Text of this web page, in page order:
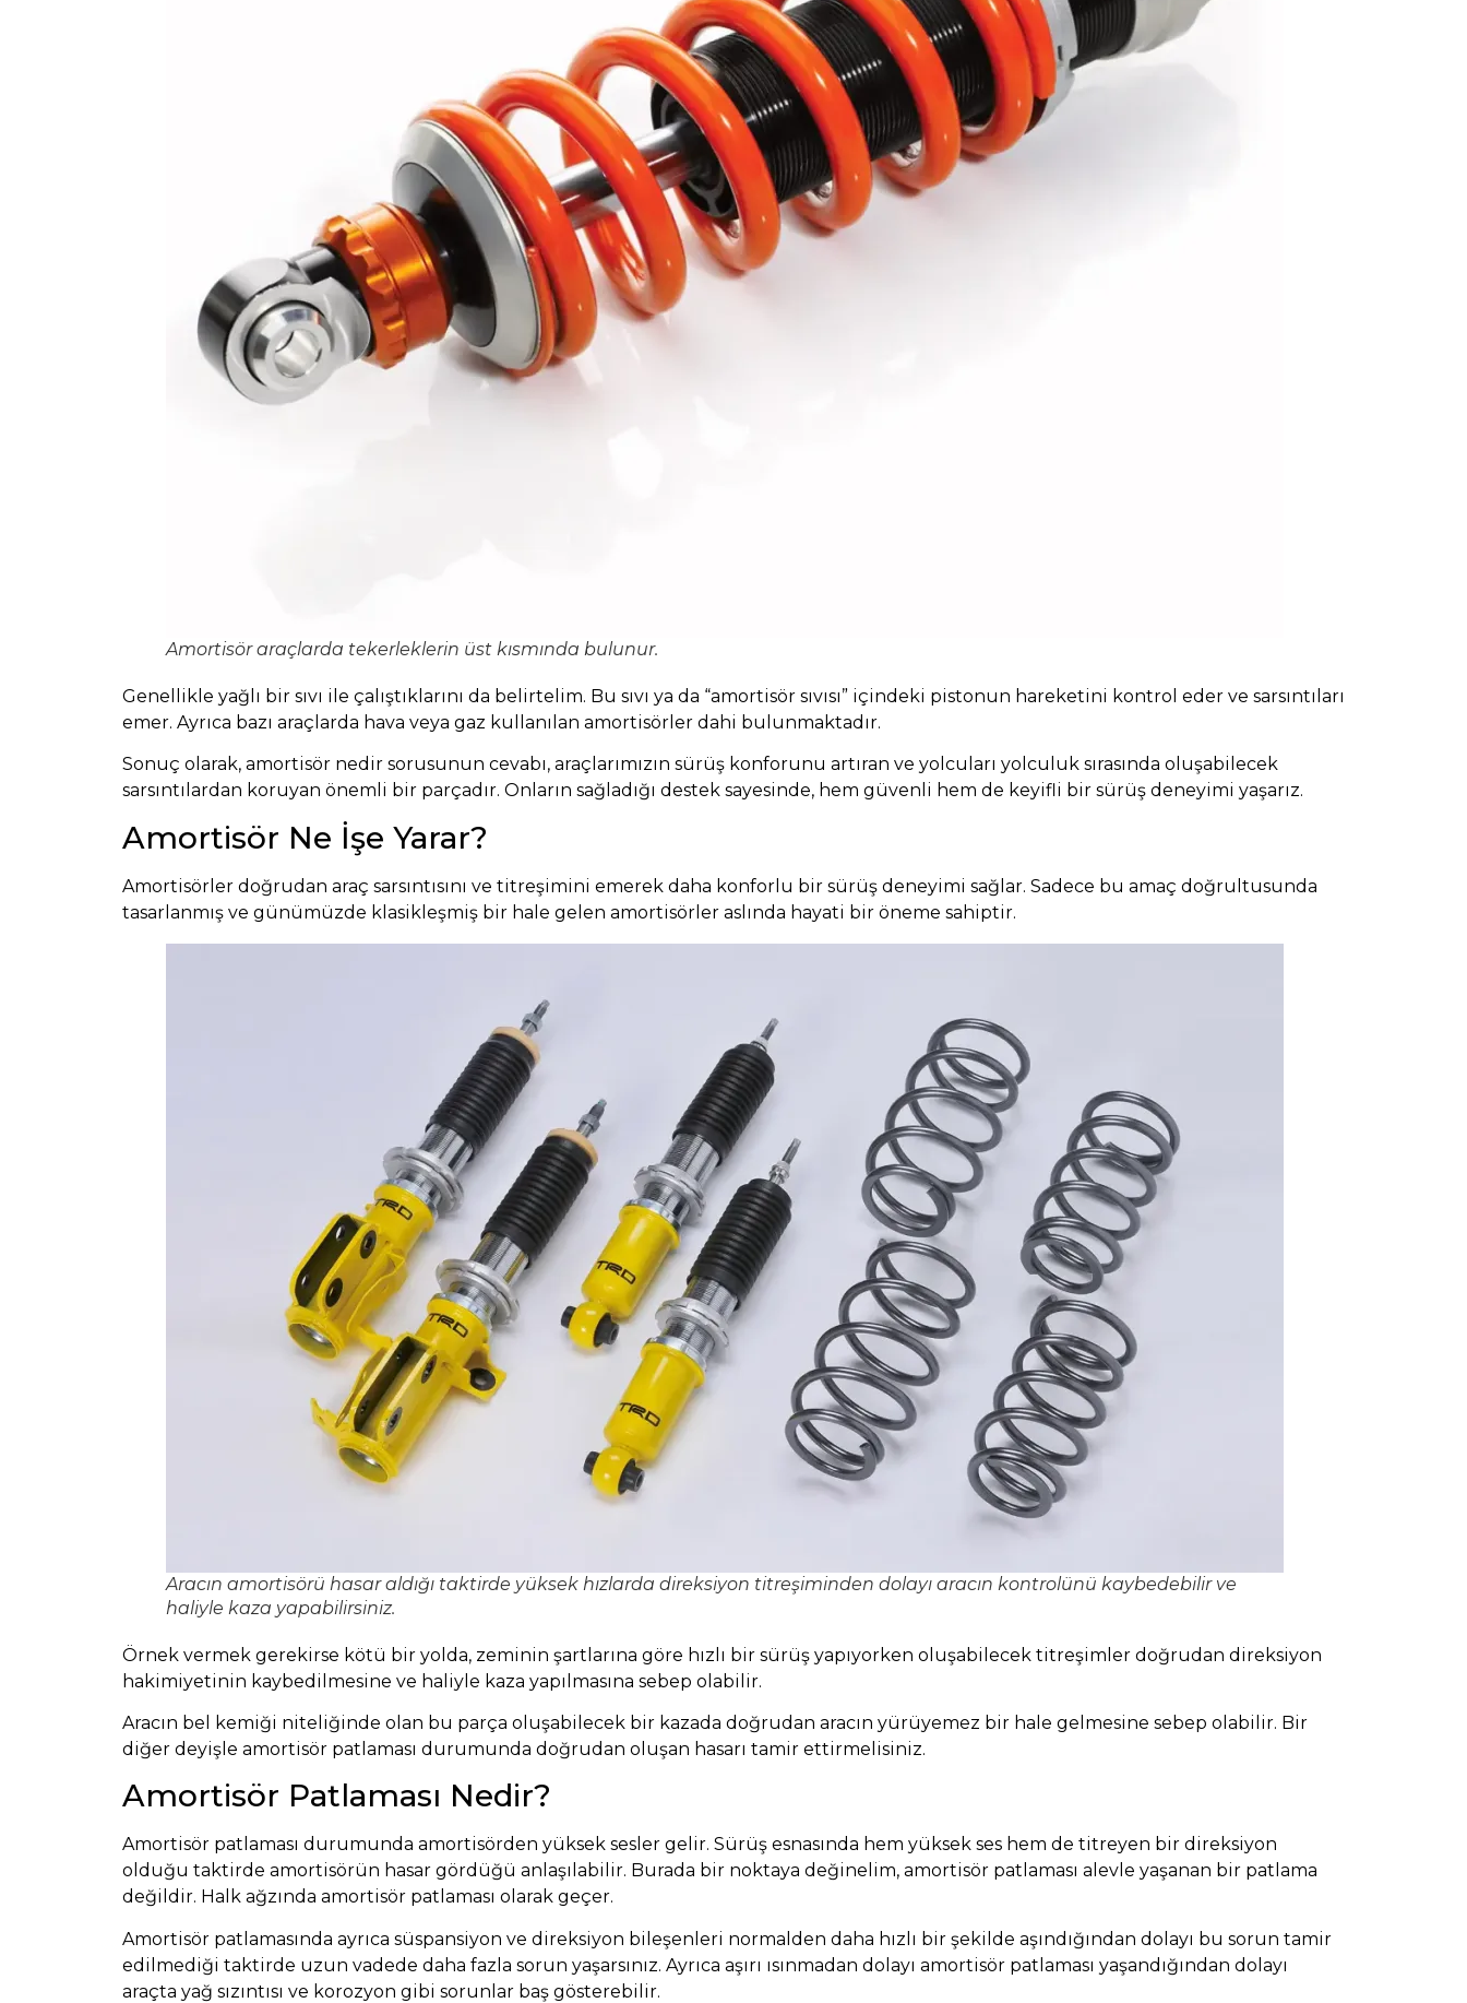
Amortisör araçlarda tekerleklerin üst kısmında bulunur.
Genellikle yağlı bir sıvı ile çalıştıklarını da belirtelim. Bu sıvı ya da “amortisör sıvısı” içindeki pistonun hareketini kontrol eder ve sarsıntıları
emer. Ayrıca bazı araçlarda hava veya gaz kullanılan amortisörler dahi bulunmaktadır.
Sonuç olarak, amortisör nedir sorusunun cevabı, araçlarımızın sürüş konforunu artıran ve yolcuları yolculuk sırasında oluşabilecek
sarsıntılardan koruyan önemli bir parçadır. Onların sağladığı destek sayesinde, hem güvenli hem de keyifli bir sürüş deneyimi yaşarız.
Amortisör Ne İşe Yarar?
Amortisörler doğrudan araç sarsıntısını ve titreşimini emerek daha konforlu bir sürüş deneyimi sağlar. Sadece bu amaç doğrultusunda
tasarlanmış ve günümüzde klasikleşmiş bir hale gelen amortisörler aslında hayati bir öneme sahiptir.
Aracın amortisörü hasar aldığı taktirde yüksek hızlarda direksiyon titreşiminden dolayı aracın kontrolünü kaybedebilir ve
haliyle kaza yapabilirsiniz.
Örnek vermek gerekirse kötü bir yolda, zeminin şartlarına göre hızlı bir sürüş yapıyorken oluşabilecek titreşimler doğrudan direksiyon
hakimiyetinin kaybedilmesine ve haliyle kaza yapılmasına sebep olabilir.
Aracın bel kemiği niteliğinde olan bu parça oluşabilecek bir kazada doğrudan aracın yürüyemez bir hale gelmesine sebep olabilir. Bir
diğer deyişle amortisör patlaması durumunda doğrudan oluşan hasarı tamir ettirmelisiniz.
Amortisör Patlaması Nedir?
Amortisör patlaması durumunda amortisörden yüksek sesler gelir. Sürüş esnasında hem yüksek ses hem de titreyen bir direksiyon
olduğu taktirde amortisörün hasar gördüğü anlaşılabilir. Burada bir noktaya değinelim, amortisör patlaması alevle yaşanan bir patlama
değildir. Halk ağzında amortisör patlaması olarak geçer.
Amortisör patlamasında ayrıca süspansiyon ve direksiyon bileşenleri normalden daha hızlı bir şekilde aşındığından dolayı bu sorun tamir
edilmediği taktirde uzun vadede daha fazla sorun yaşarsınız. Ayrıca aşırı ısınmadan dolayı amortisör patlaması yaşandığından dolayı
araçta yağ sızıntısı ve korozyon gibi sorunlar baş gösterebilir.